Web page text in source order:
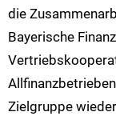
die
Bayerische
Zielgruppe